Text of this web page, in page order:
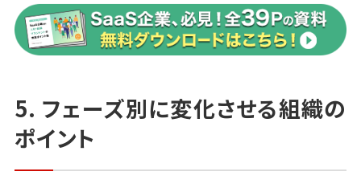
5. フェーズ別に変化させる組織の
ポイント